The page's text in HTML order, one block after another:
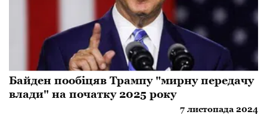
Байден пообіцяв Трампу "мирну передачу
влади" на початку 2025 року
7 листопада 2024